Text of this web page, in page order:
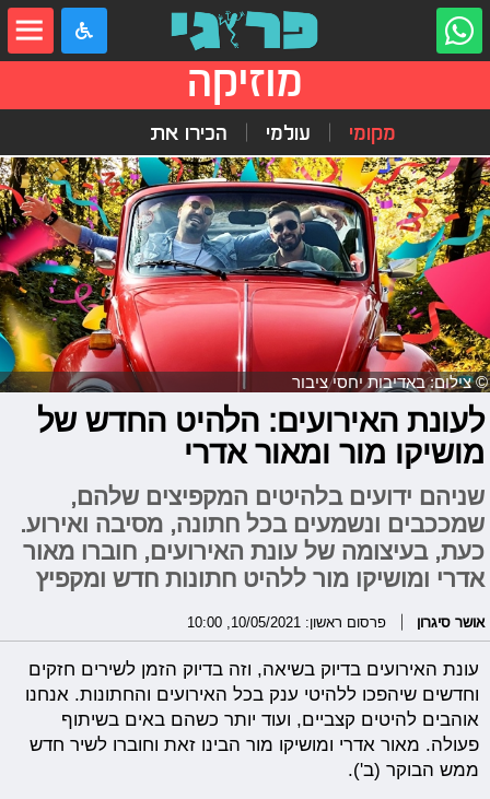
מוזיקה
מקומי עולמי הכירו את
© צילום: באדיבות יחסי ציבור
לעונת האירועים: הלהיט החדש של
מושיקו מור ומאור אדרי
שניהם ידועים בלהיטים המקפיצים שלהם,
שמככבים ונשמעים בכל חתונה, מסיבה ואירוע.
כעת, בעיצומה של עונת האירועים, חוברו מאור
אדרי ומושיקו מור ללהיט חתונות חדש ומקפיץ
אושר סיגרון פרסום ראשון: 10/05/2021, 10:00
עונת האירועים בדיוק בשיאה, וזה בדיוק הזמן לשירים חזקים
וחדשים שיהפכו ללהיטי ענק בכל האירועים והחתונות. אנחנו
אוהבים להיטים קצביים, ועוד יותר כשהם באים בשיתוף
פעולה. מאור אדרי ומושיקו מור הבינו זאת וחוברו לשיר חדש
ממש הבוקר (ב').